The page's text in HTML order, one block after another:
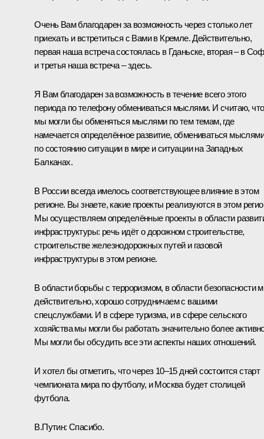
Очень Вам благодарен за возможность через столько лет
приехать и встретиться с Вами в Кремле. Действительно,
первая наша встреча состоялась в Гданьске, вторая – в
и третья наша встреча – здесь.
Я Вам благодарен за возможность в течение всего этого
периода по телефону обмениваться мыслями. И считаю, что
мы могли бы обменяться мыслями по тем темам, где
намечается определённое развитие, обмениваться мыслями
по состоянию ситуации в мире и ситуации на Западных
Балканах.
В России всегда имелось соответствующее влияние в этом
регионе. Вы знаете, какие проекты реализуются в этом
Мы осуществляем определённые проекты в области
инфраструктуры: речь идёт о дорожном строительстве,
строительстве железнодорожных путей и газовой
инфраструктуры в этом регионе.
В области борьбы с терроризмом, в области безопасности
действительно, хорошо сотрудничаем с вашими
спецслужбами. И в сфере туризма, и в сфере сельского
хозяйства мы могли бы работать значительно более
Мы могли бы обсудить все эти аспекты наших отношений.
И хотел бы отметить, что через 10–15 дней состоится старт
чемпионата мира по футболу, и Москва будет столицей
футбола.
В.Путин: Спасибо.